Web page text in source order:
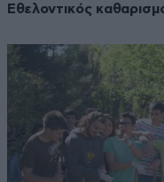
Εθελοντικός